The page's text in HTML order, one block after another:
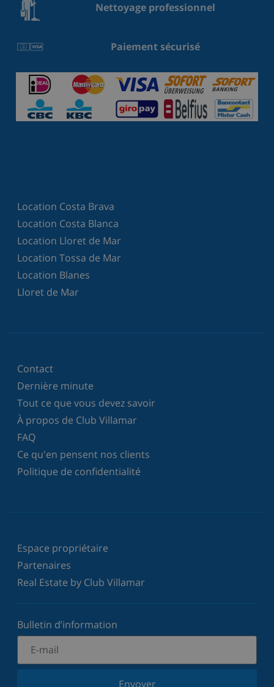
Nettoyage professionnel
Paiement sécurisé
Location Costa Brava
Location Costa Blanca
Location Lloret de Mar
Location Tossa de Mar
Location Blanes
Lloret de Mar
Contact
Dernière minute
Tout ce que vous devez savoir
À propos de Club Villamar
FAQ
Ce qu'en pensent nos clients
Politique de confidentialité
Espace propriétaire
Partenaires
Real Estate by Club Villamar
Bulletin d’information
Envoyer